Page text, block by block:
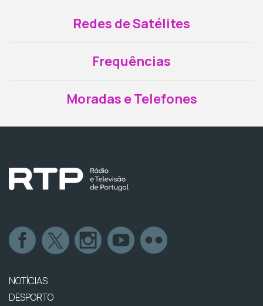
Redes de Satélites
Frequências
Moradas e Telefones
NOTÍCIAS
DESPORTO